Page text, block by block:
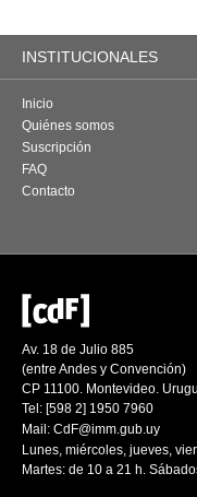
INSTITUCIONALES
Inicio
Quiénes somos
Suscripción
FAQ
Contacto
Av. 18 de Julio 885
(entre Andes y Convención)
CP 11100. Montevideo.
Tel: [598 2] 1950 7960
Mail: CdF@imm.gub.uy
Lunes, miércoles, jueves,
Martes: de 10 a 21 h.